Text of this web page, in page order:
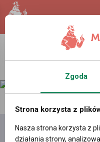
LANCASTER
32.2 °C
Dodaj
Zgoda
Strona korzysta z
Nasza strona korzysta z
działania strony,